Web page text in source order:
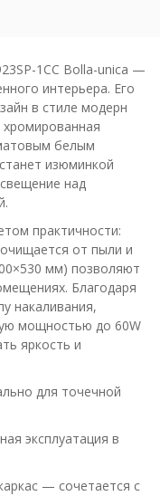
1CC Bolla-unica —
интерьера. Его
в стиле модерн
хромированная
белым
изюминкой
над
практичности:
от пыли и
мм) позволяют
Благодаря
накаливания,
мощностью до 60W
яркость и
для точечной
эксплуатация в
— сочетается с